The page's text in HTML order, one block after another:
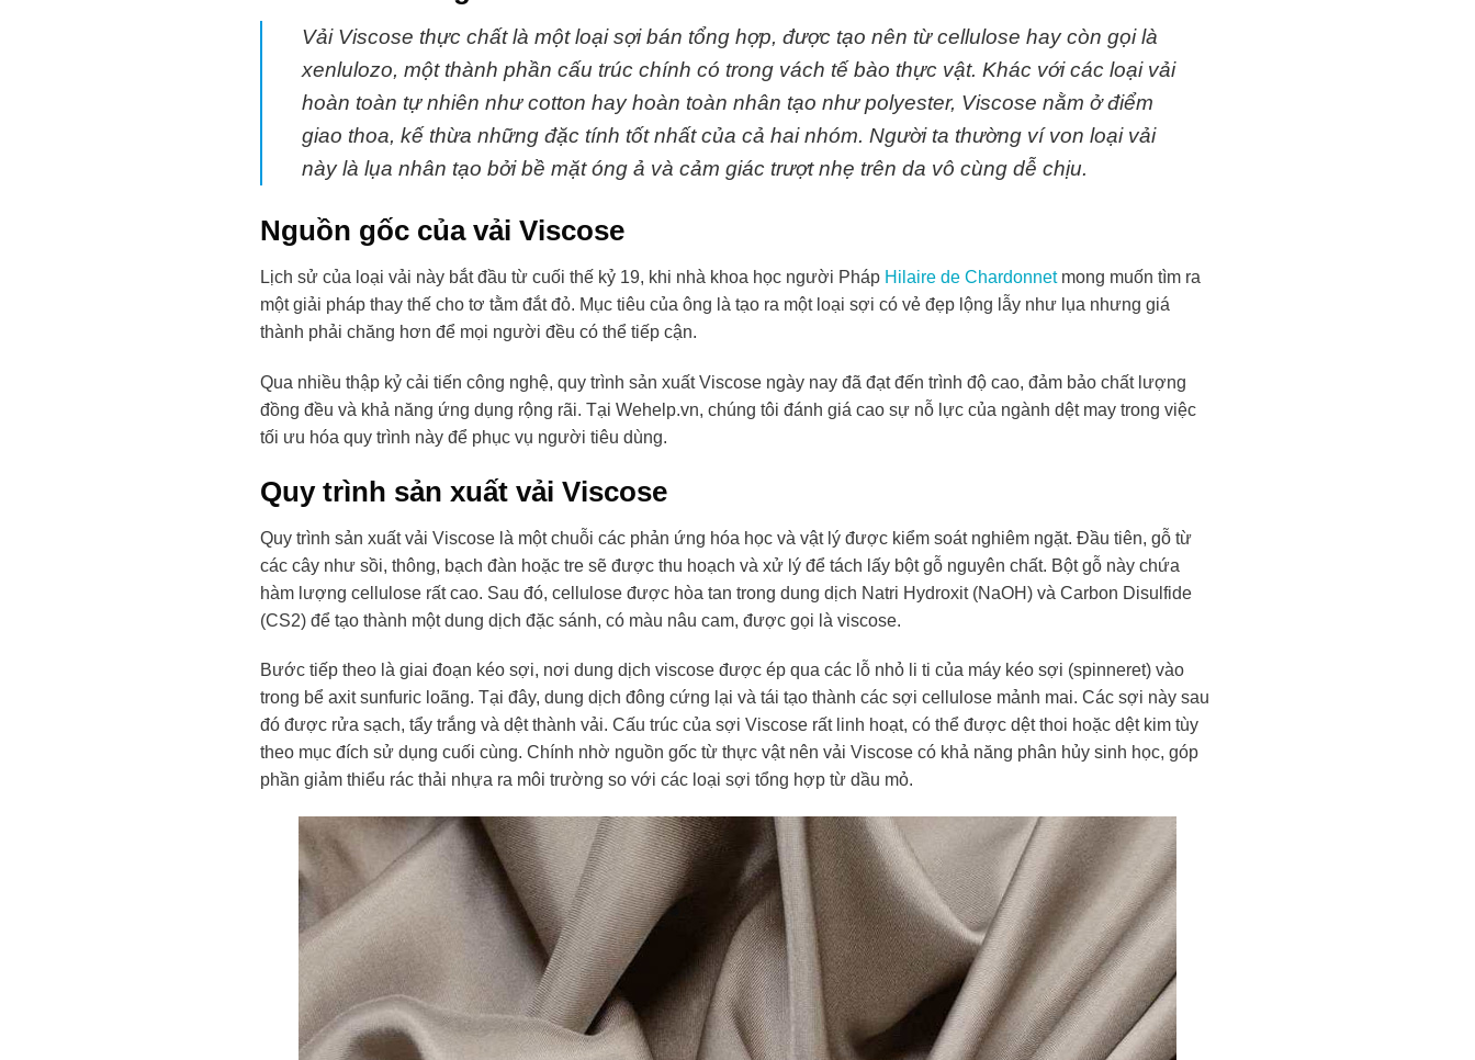
Vải Viscose thực chất là một loại sợi bán tổng hợp, được tạo nên từ cellulose hay còn gọi là
xenlulozo, một thành phần cấu trúc chính có trong vách tế bào thực vật. Khác với các loại vải
hoàn toàn tự nhiên như cotton hay hoàn toàn nhân tạo như polyester, Viscose nằm ở điểm
giao thoa, kế thừa những đặc tính tốt nhất của cả hai nhóm. Người ta thường ví von loại vải
này là lụa nhân tạo bởi bề mặt óng ả và cảm giác trượt nhẹ trên da vô cùng dễ chịu.
Nguồn gốc của vải Viscose
Lịch sử của loại vải này bắt đầu từ cuối thế kỷ 19, khi nhà khoa học người Pháp Hilaire de Chardonnetmong muốn tìm ra
một giải pháp thay thế cho tơ tằm đắt đỏ. Mục tiêu của ông là tạo ra một loại sợi có vẻ đẹp lộng lẫy như lụa nhưng giá
thành phải chăng hơn để mọi người đều có thể tiếp cận.
Qua nhiều thập kỷ cải tiến công nghệ, quy trình sản xuất Viscose ngày nay đã đạt đến trình độ cao, đảm bảo chất lượng
đồng đều và khả năng ứng dụng rộng rãi. Tại Wehelp.vn, chúng tôi đánh giá cao sự nỗ lực của ngành dệt may trong việc
tối ưu hóa quy trình này để phục vụ người tiêu dùng.
Quy trình sản xuất vải Viscose
Quy trình sản xuất vải Viscose là một chuỗi các phản ứng hóa học và vật lý được kiểm soát nghiêm ngặt. Đầu tiên, gỗ từ
các cây như sồi, thông, bạch đàn hoặc tre sẽ được thu hoạch và xử lý để tách lấy bột gỗ nguyên chất. Bột gỗ này chứa
hàm lượng cellulose rất cao. Sau đó, cellulose được hòa tan trong dung dịch Natri Hydroxit (NaOH) và Carbon Disulfide
(CS2) để tạo thành một dung dịch đặc sánh, có màu nâu cam, được gọi là viscose.
Bước tiếp theo là giai đoạn kéo sợi, nơi dung dịch viscose được ép qua các lỗ nhỏ li ti của máy kéo sợi (spinneret) vào
trong bể axit sunfuric loãng. Tại đây, dung dịch đông cứng lại và tái tạo thành các sợi cellulose mảnh mai. Các sợi này sau
đó được rửa sạch, tẩy trắng và dệt thành vải. Cấu trúc của sợi Viscose rất linh hoạt, có thể được dệt thoi hoặc dệt kim tùy
theo mục đích sử dụng cuối cùng. Chính nhờ nguồn gốc từ thực vật nên vải Viscose có khả năng phân hủy sinh học, góp
phần giảm thiểu rác thải nhựa ra môi trường so với các loại sợi tổng hợp từ dầu mỏ.